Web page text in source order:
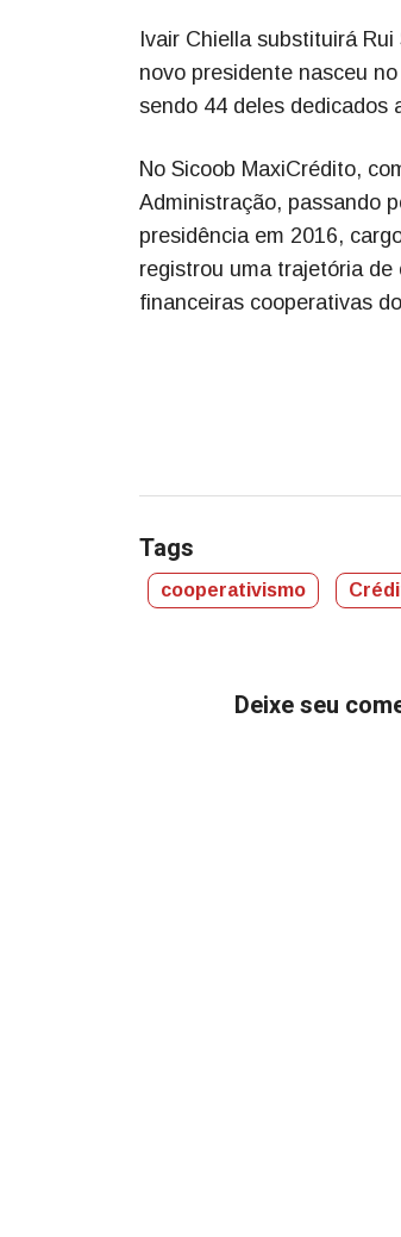
Ivair Chiella substituirá
novo presidente nasceu
sendo 44 deles dedicados
No Sicoob MaxiCrédito,
Administração, passando
presidência em 2016,
registrou uma trajetória
financeiras cooperativas
Tags
cooperativismo
Deixe seu